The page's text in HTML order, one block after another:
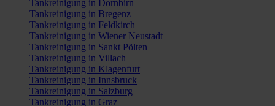
Tankreinigung in Dornbirn
Tankreinigung in Bregenz
Tankreinigung in Feldkirch
Tankreinigung in Wiener Neustadt
Tankreinigung in Sankt Pölten
Tankreinigung in Villach
Tankreinigung in Klagenfurt
Tankreinigung in Innsbruck
Tankreinigung in Salzburg
Tankreinigung in Graz